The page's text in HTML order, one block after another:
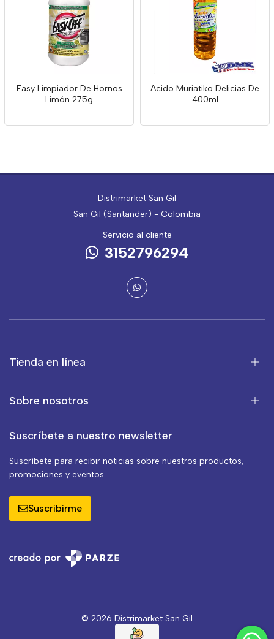
Easy Limpiador De Hornos
Limón 275g
Acido Muriatiko Delicias De
400ml
Distrimarket San Gil
San Gil (Santander) - Colombia
Servicio al cliente
3152796294
Tienda en línea
Sobre nosotros
Suscríbete a nuestro newsletter
Suscríbete para recibir noticias sobre nuestros productos,
promociones y eventos.
Suscribirme
© 2026 Distrimarket San Gil